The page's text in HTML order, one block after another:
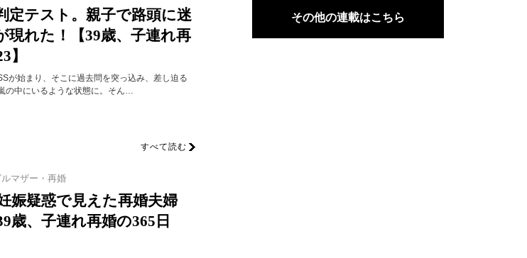
定テスト。親子で路頭に迷
現れた！【39歳、子連れ再
】
が始まり、そこに過去問を突っ込み、差し迫る
の中にいるような状態に。そん…
すべて読む
マザー・再婚
娠疑惑で見えた再婚夫婦
歳、子連れ再婚の365日
その他の連載はこちら